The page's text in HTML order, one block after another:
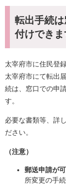
転出手続
付けできま
太宰府市に住民登
太宰府市にて転出
続は、窓口での申
す。
必要な書類等、詳
ださい。
（注意）
郵送申請が
所変更の手続